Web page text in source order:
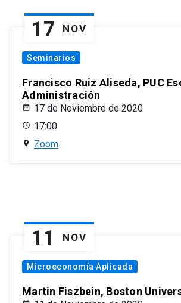
17 NOV
Seminarios
Francisco Ruiz Aliseda, PUC
Administración
17 de Noviembre de 2020
17:00
Zoom
11 NOV
Microeconomía Aplicada
Martin Fiszbein, Boston